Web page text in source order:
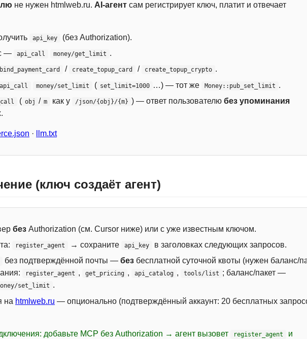
не нужен htmlweb.ru. AI-агент сам регистрирует ключ, платит и отвечает
api_key (без Authorization).
— api_call money/get_limit .
bind_payment_card / create_topup_card / create_topup_crypto .
api_call money/set_limit ( set_limit=1000 …) — тот же Money::pub_set_limit .
( obj / m как у /json/{obj}/{m} ) — ответ пользователю без упоминания
· llm.txt
(ключ создаёт агент)
без Authorization (см. Cursor ниже) или с уже известным ключом.
register_agent → сохраните api_key
в заголовках следующих запросов.
без подтверждённой почты — без бесплатной суточной квоты (нужен баланс/
register_agent , get_pricing , api_catalog , tools/list ; баланс/пакет —
set_limit .
на htmlweb.ru — опционально (подтверждённый аккаунт: 20 бесплатных
добавьте MCP без Authorization → агент вызовет register_agent
и